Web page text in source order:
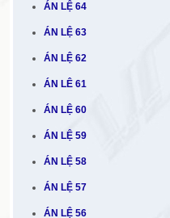
ÁN LỆ 64
ÁN LỆ 63
ÁN LỆ 62
ÁN LÊ 61
ÁN LỆ 60
ÁN LỆ 59
ÁN LỆ 58
ÁN LỆ 57
ÁN LỆ 56